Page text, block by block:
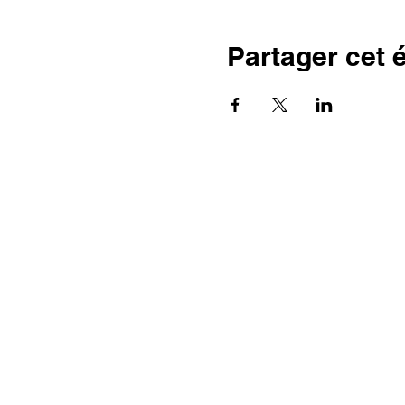
Partager cet